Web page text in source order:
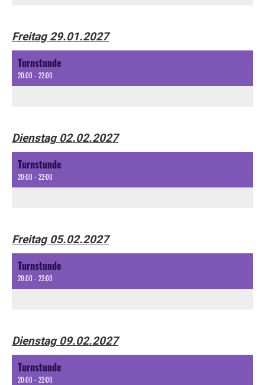
Freitag 29.01.2027
Turnstunde
20:00 - 22:00
Dienstag 02.02.2027
Turnstunde
20:00 - 22:00
Freitag 05.02.2027
Turnstunde
20:00 - 22:00
Dienstag 09.02.2027
Turnstunde
20:00 - 22:00